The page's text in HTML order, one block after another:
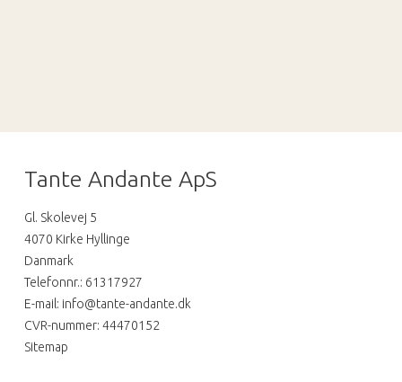
Tante Andante ApS
Gl. Skolevej 5
4070 Kirke Hyllinge
Danmark
Telefonnr.: 61317927
E-mail : info@tante-andante.dk
CVR-nummer: 44470152
Sitemap